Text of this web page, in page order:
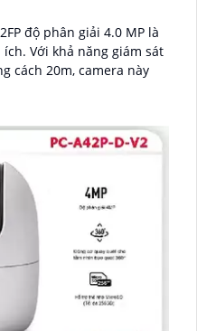
độ phân giải 4.0 MP là
sát
cách 20m, camera này